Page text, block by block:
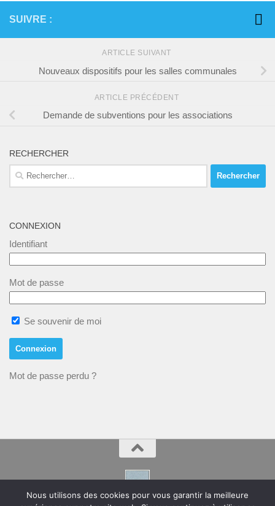
SUIVRE :
ARTICLE SUIVANT
Nouveaux dispositifs pour les salles communales
ARTICLE PRÉCÉDENT
Demande de subventions pour les associations
RECHERCHER
Rechercher :
CONNEXION
Identifiant
Mot de passe
Se souvenir de moi
Mot de passe perdu ?
Nous utilisons des cookies pour vous garantir la meilleure